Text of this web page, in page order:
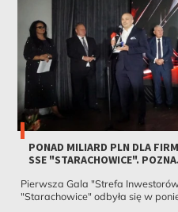
PONAD MILIARD PLN DLA
SSE "STARACHOWICE".
Pierwsza Gala "Strefa
"Starachowice" odbyła się w